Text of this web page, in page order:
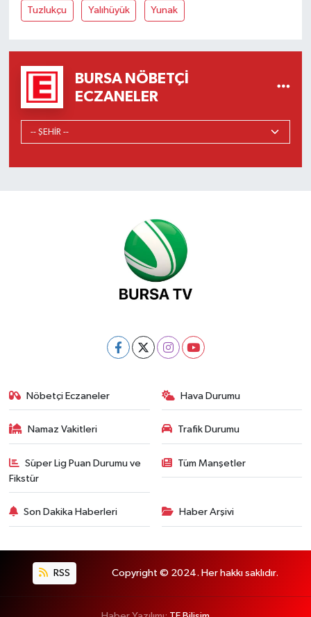
Tuzlukçu Yalıhüyük Yunak
BURSA NÖBETÇI
ECZANELER
Nöbetçi Eczaneler Hava Durumu
Namaz Vakitleri Trafik Durumu
Süper Lig Puan Durumu ve
Fikstür
Tüm Manşetler
Son Dakika Haberleri Haber Arşivi
RSS Copyright © 2024. Her hakkı saklıdır.